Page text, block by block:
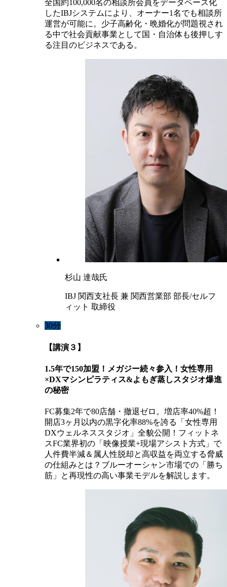
全国約100,000名の相談所会員をデータベース化
したIBJシステムにより、オーナー1名でも相談所
運営が可能に。少子高齢化・晩婚化が問題視され
る中で社会貢献事業として国・自治体も後押しす
る注目のビジネスである。
杉山 達哉氏
IBJ 関西支社長 兼 関西営業部 部長/セルフ
ィット 取締役
30分
【講演３】
1.5年で150加盟！メガジー続々参入！女性専用
×DXマシンピラティス&よもぎ蒸しスタジオ爆進
の秘密
FC募集2年で80店舗・撤退ゼロ。増店率40%超！
開店3ヶ月以内の黒字化率88%を誇る「女性専用
DXウェルネススタジオ」全貌公開！フィットネ
スFC業界初の「映像授業+現場アシスト方式」で
人件費半減＆属人性脱却と高収益を両立する脅威
の仕組みとは？ブルーオーシャン市場での「勝ち
筋」と再現性の高い事業モデルを解説します。